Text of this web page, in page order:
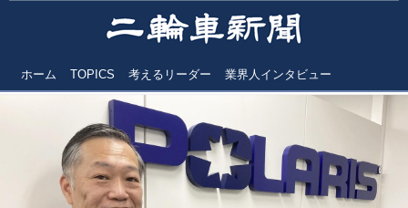
ホーム TOPICS 考えるリーダー 業界人インタビュー